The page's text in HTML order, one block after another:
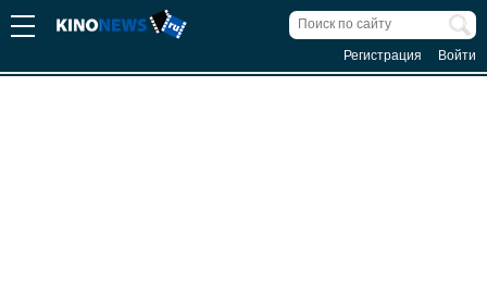
Регистрация Войти